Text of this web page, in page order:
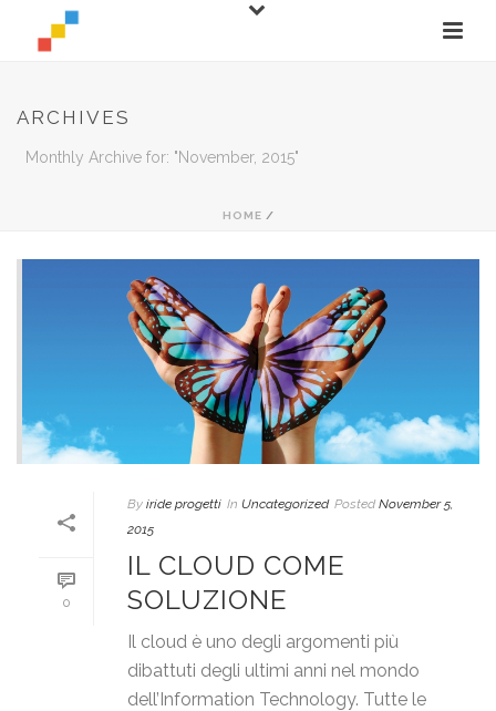
ARCHIVES
Monthly Archive for: "November, 2015"
HOME /
0
By iride progetti In Uncategorized Posted November 5,
2015
IL CLOUD COME
SOLUZIONE
Il cloud è uno degli argomenti più
dibattuti degli ultimi anni nel mondo
dell’Information Technology. Tutte le